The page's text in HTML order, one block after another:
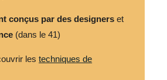
conçus par des designers et
(dans le 41)
lestechniques de